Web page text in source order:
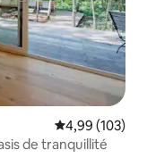
Évaluation
4,99 (103)
de tranquillité